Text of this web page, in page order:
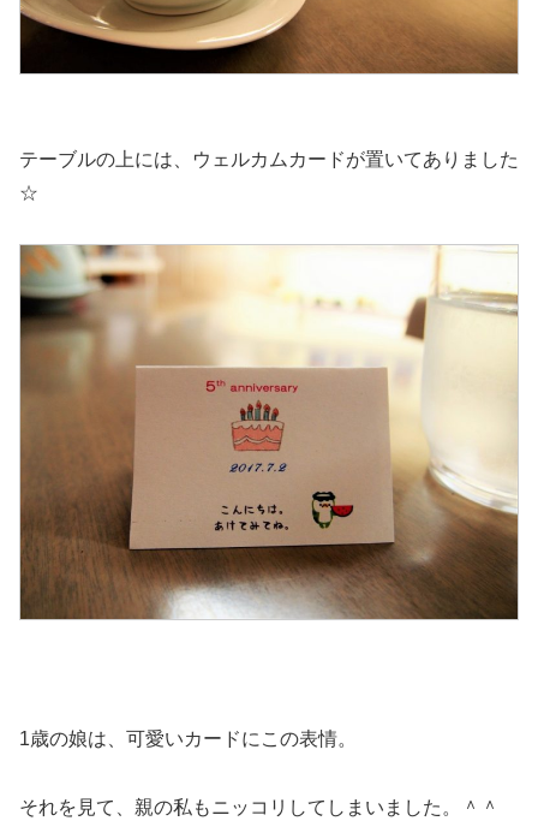
テーブルの上には、ウェルカムカードが置いてありました
☆
1歳の娘は、可愛いカードにこの表情。
それを見て、親の私もニッコリしてしまいました。＾＾